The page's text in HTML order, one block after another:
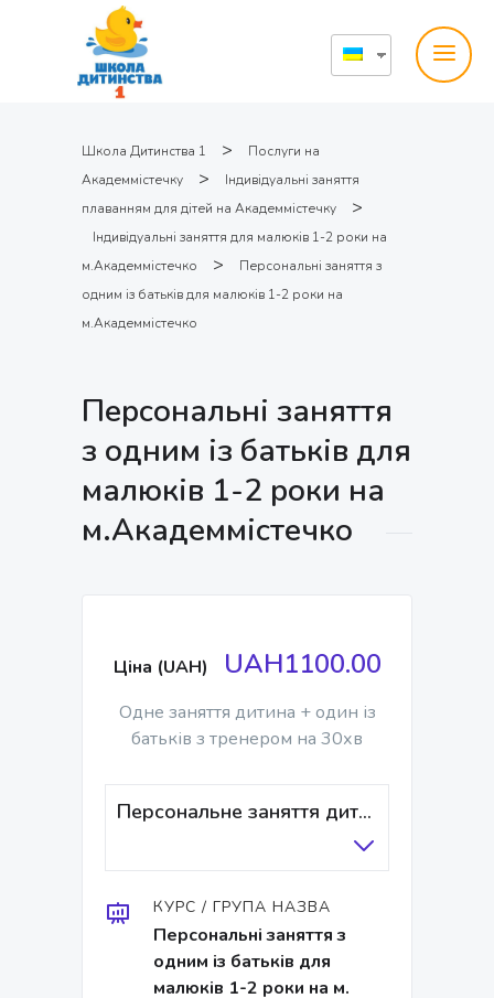
Школа Дитинства 1 >
Послуги на
Академмістечку
>
Індивідуальні заняття
плаванням для дітей на Академмістечку
>
Індивідуальні заняття для малюків 1-2 роки на
м.Академмістечко
>
Персональні заняття з
одним із батьків для малюків 1-2 роки на
м.Академмістечко
Персональні заняття
з одним із батьків для
малюків 1-2 роки на
м.Академмістечко
Ціна (UAH) UAH1100.00
Одне заняття дитина + один із
батьків з тренером на 30хв
Персональне заняття дитина + один із батьків / тренер
КУРС / ГРУПА НАЗВА
Персональні заняття з
одним із батьків для
малюків 1-2 роки на м.